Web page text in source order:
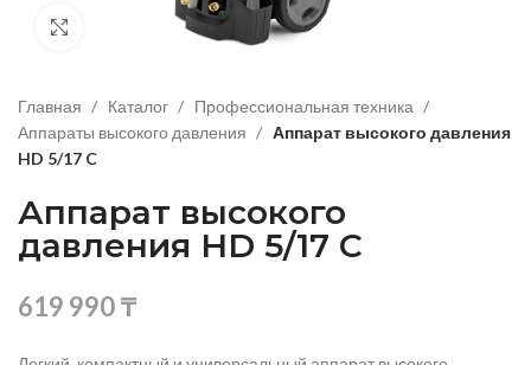
Нажмите, чтобы увеличить изображение
Главная Каталог
Профессиональная техника
Аппараты высокого давления
Аппарат высокого давления
HD 5/17 C
Аппарат высокого
давления HD 5/17 C
619 990₸